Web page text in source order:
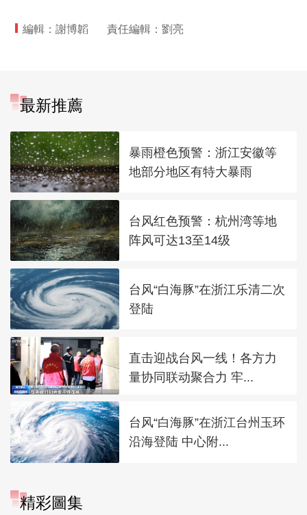
編輯：謝博韜 責任編輯：劉亮
最新推薦
暴雨橙色预警：浙江安徽等
地部分地区有特大暴雨
台风红色预警：杭州湾等地
阵风可达13至14级
台风“白海豚”在浙江乐清二次
登陆
直击迎战台风一线！各方力
量协同联动聚合力 牢...
台风“白海豚”在浙江台州玉环
沿海登陆 中心附...
精彩圖集